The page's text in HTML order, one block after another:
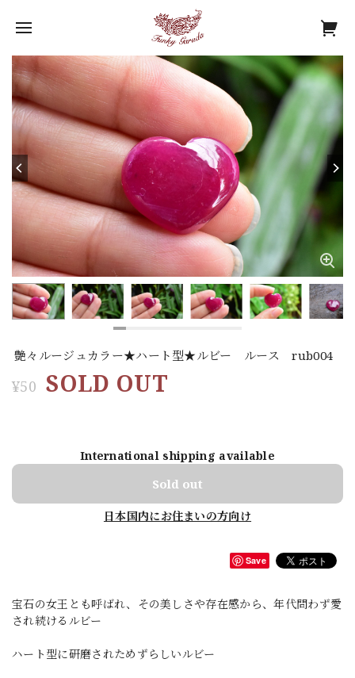
艶々ルージュカラー★ハート型★ルビー ルース rub004
¥50 SOLD OUT
International shipping available
Sold out
日本国内にお住まいの方向け
Save
宝石の女王とも呼ばれ、その美しさや存在感から、年代問わず愛
され続けるルビー
ハート型に研磨されためずらしいルビー